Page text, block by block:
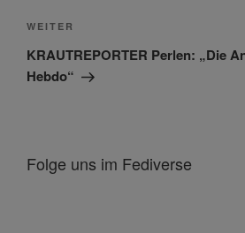
Nächster
Beitrag
WEITER
KRAUTREPORTER Perlen: „Die
Hebdo“
Folge uns im Fediverse